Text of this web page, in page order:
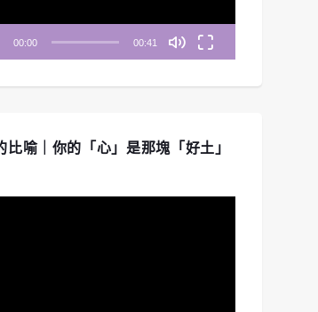
00:00 00:41
比喻｜你的「心」是那塊「好土」